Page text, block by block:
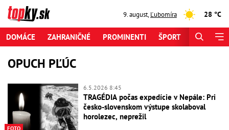
9. august,Ľubomíra 28 °C
DOMÁCE ZAHRANIČNÉ PROMINENTI ŠPORT
OPUCH PĽÚC
FOTO
6.5.2026 8:45
TRAGÉDIA počas expedície v Nepále: Pri
česko-slovenskom výstupe skolaboval
horolezec, neprežil